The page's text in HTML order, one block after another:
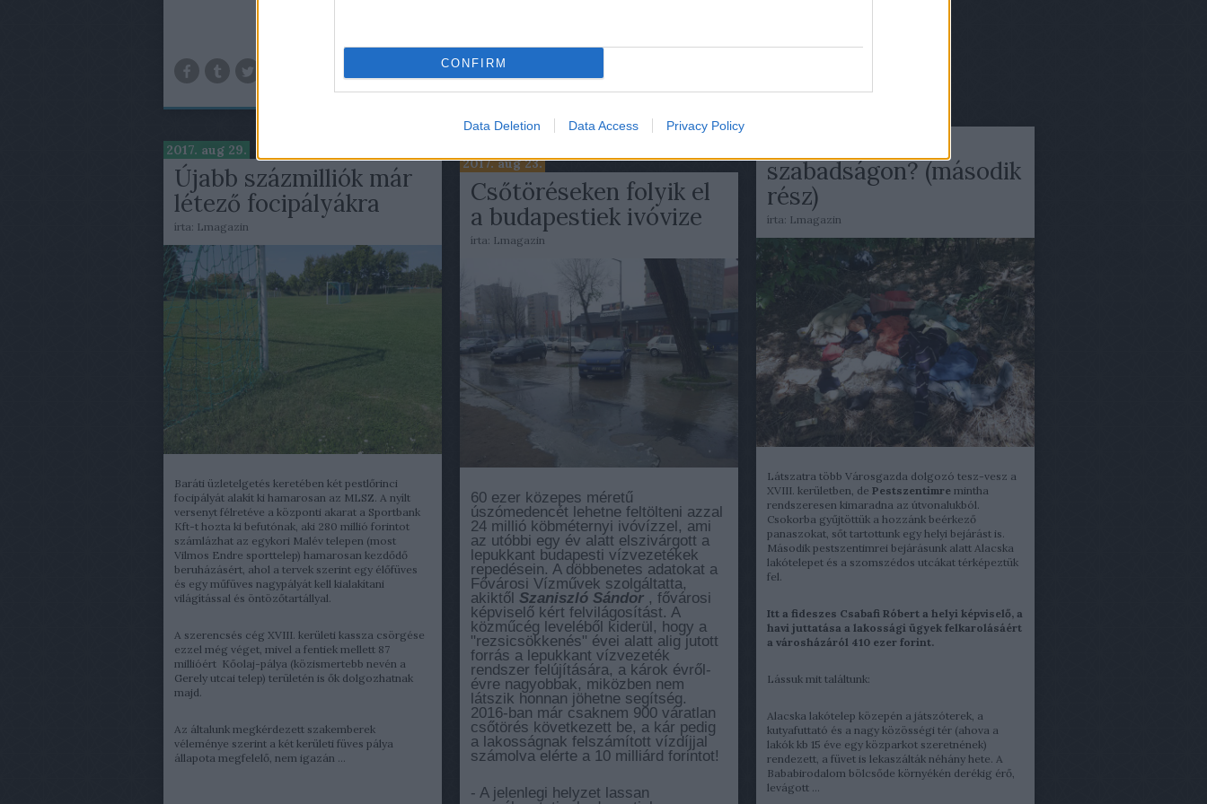
CONFIRM
Data Deletion Data Access Privacy Policy
2017. aug 23.
Csőtöréseken folyik el
a budapestiek ivóvize
írta: Lmagazin
60 ezer közepes méretű
úszómedencét lehetne feltölteni azzal
24 millió köbméternyi ivóvízzel, ami
az utóbbi egy év alatt elszivárgott a
lepukkant budapesti vízvezetékek
repedésein. A döbbenetes adatokat a
Fővárosi Vízművek szolgáltatta,
akiktől Szaniszló Sándor , fővárosi
képviselő kért felvilágosítást. A
közműcég leveléből kiderül, hogy a
"rezsicsökkenés" évei alatt alig jutott
forrás a lepukkant vízvezeték
rendszer felújítására, a károk évről-
évre nagyobbak, miközben nem
látszik honnan jöhetne segítség.
2016-ban már csaknem 900 váratlan
csőtörés következett be, a kár pedig
a lakosságnak felszámított vízdíjjal
számolva elérte a 10 milliárd forintot!
- A jelenlegi helyzet lassan
2017. aug 29.
Újabb százmilliók már
létező focipályákra
írta: Lmagazin
Baráti üzletelgetés keretében két pestlőrinci
focipályát alakít ki hamarosan az MLSZ. A nyílt
versenyt félretéve a központi akarat a Sportbank
Kft-t hozta ki befutónak, aki 280 millió forintot
számlázhat az egykori Malév telepen (most
Vilmos Endre sporttelep) hamarosan kezdődő
beruházásért, ahol a tervek szerint egy élőfüves
és egy műfüves nagypályát kell kialakítani
világítással és öntözőtartállyal.
A szerencsés cég XVIII. kerületi kassza csörgése
ezzel még véget, mivel a fentiek mellett 87
millióért Kőolaj-pálya (közismertebb nevén a
Gerely utcai telep) területén is ők dolgozhatnak
majd.
Az általunk megkérdezett szakemberek
véleménye szerint a két kerületi füves pálya
állapota megfelelő, nem igazán ...
szabadságon? (második
rész)
írta: Lmagazin
Látszatra több Városgazda dolgozó tesz-vesz a
XVIII. kerületben, de Pestszentimre mintha
rendszeresen kimaradna az útvonalukból.
Csokorba gyűjtöttük a hozzánk beérkező
panaszokat, sőt tartottunk egy helyi bejárást is.
Második pestszentimrei bejárásunk alatt Alacska
lakótelepet és a szomszédos utcákat térképeztük
fel.
Itt a fideszes Csabafi Róbert a helyi képviselő, a
havi juttatása a lakossági ügyek felkarolásáért
a városházáról 410 ezer forint.
Lássuk mit találtunk:
Alacska lakótelep közepén a játszóterek, a
kutyafuttató és a nagy közösségi tér (ahova a
lakók kb 15 éve egy közparkot szeretnének)
rendezett, a füvet is lekaszálták néhány hete. A
Bababirodalom bölcsőde környékén derékig érő,
levágott ...